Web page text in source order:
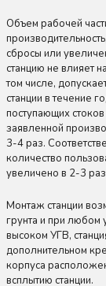
Объем рабочей
сбросы или
станцию не влияет
том числе,
станции в течение
поступающих
заявленной
3-4 раз.
количество
увеличено в 2-3
Монтаж станции
грунта и при любом
высоком УГВ,
дополнительном
корпуса
всплытию станции.